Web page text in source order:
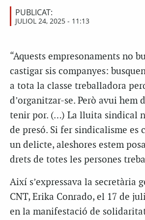
PUBLICAT:
JULIOL 24, 2025 - 11:13
“Aquests empresonaments no
castigar sis companyes:
a tota la classe treballadora
d’organitzar-se. Però avui hem
tenir por. (…) La lluita sindical
de presó. Si fer sindicalisme es
un delicte, aleshores estem
drets de totes les persones
Així s’expressava la secretària
CNT, Erika Conrado, el 17 de
en la manifestació de solidaritat